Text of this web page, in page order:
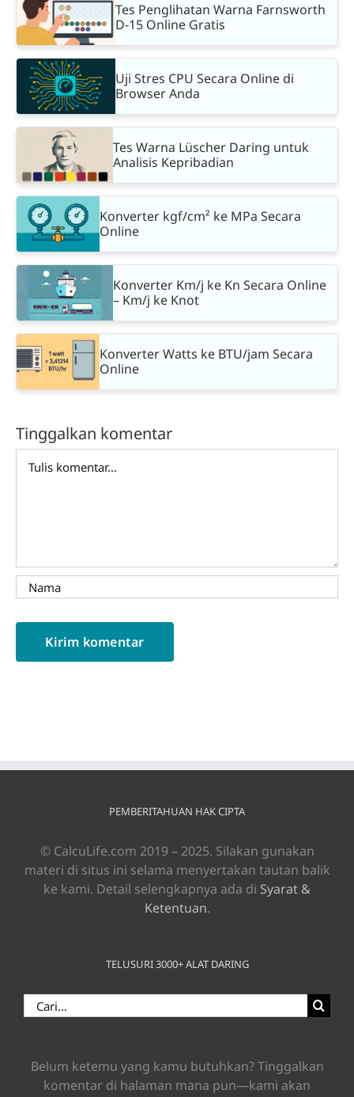
Tes Penglihatan Warna Farnsworth
D-15 Online Gratis
Uji Stres CPU Secara Online di
Browser Anda
Tes Warna Lüscher Daring untuk
Analisis Kepribadian
Konverter kgf/cm² ke MPa Secara
Online
Konverter Km/j ke Kn Secara Online
– Km/j ke Knot
Konverter Watts ke BTU/jam Secara
Online
Tinggalkan komentar
PEMBERITAHUAN HAK CIPTA
© CalcuLife.com 2019 – 2025. Silakan gunakan
materi di situs ini selama menyertakan tautan balik
ke kami. Detail selengkapnya ada di Syarat &
Ketentuan.
TELUSURI 3000+ ALAT DARING
Search
for:
Belum ketemu yang kamu butuhkan? Tinggalkan
komentar di halaman mana pun—kami akan